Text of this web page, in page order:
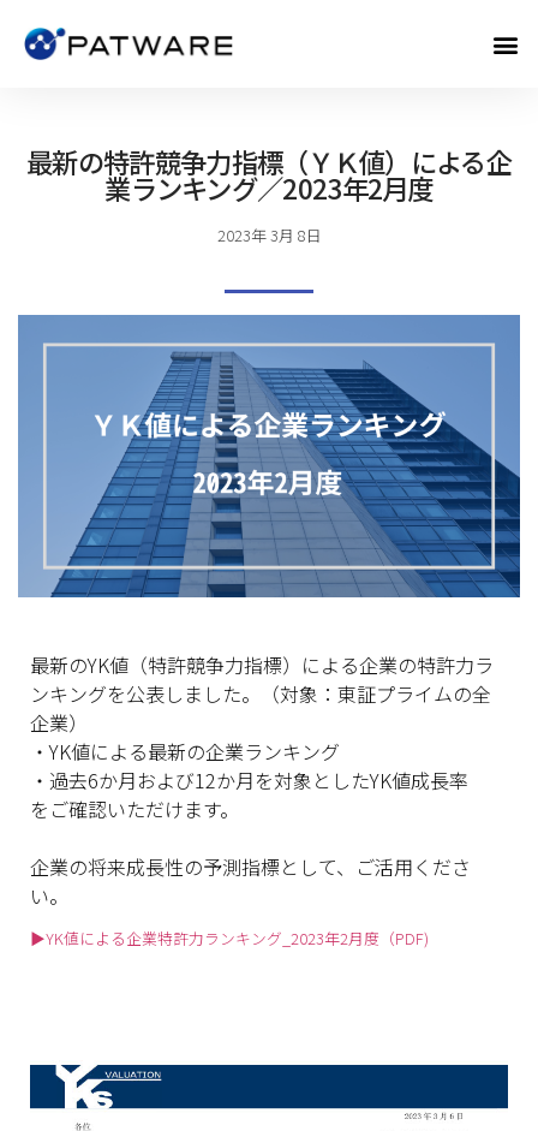
最新の特許競争力指標（ＹＫ値）による企
業ランキング／2023年2月度
2023年 3月 8日
最新のYK値（特許競争力指標） による企業の特許力ラ
ンキングを公表しました。（対象： 東証プライムの全
企業）
・YK値による最新の企業ランキング
・過去6か月および12か月を対象としたYK値成長率
をご確認いただけます。
企業の将来成長性の予測指標として、ご活用くださ
い。
▶YK値による企業特許力ランキング_2023年2月度（PDF)